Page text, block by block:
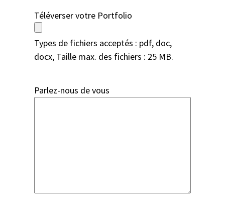
Téléverser votre Portfolio
Types de fichiers acceptés : pdf, doc,
docx, Taille max. des fichiers : 25 MB.
Parlez-nous de vous